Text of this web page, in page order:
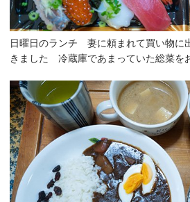
日曜日のランチ 妻に頼まれて買い物に
きました 冷蔵庫であまっていた総菜を